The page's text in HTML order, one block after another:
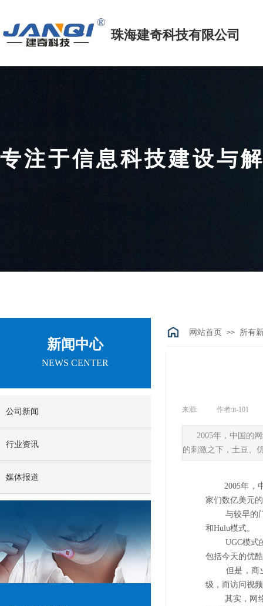
珠海建奇科技有限公司
专注于信息科技建设
网站首页 >> 所有
新闻中心
NEWS CENTER
来源: 作者:it-101
2005年，中国的
的刺激之下，土豆、
2005年，中
家们数亿美元
与较早的门
和Hulu模式。
UGC模式的
包括今天的优
但是，商
级，而访问视
其实，网络视
公司新闻
行业资讯
媒体报道